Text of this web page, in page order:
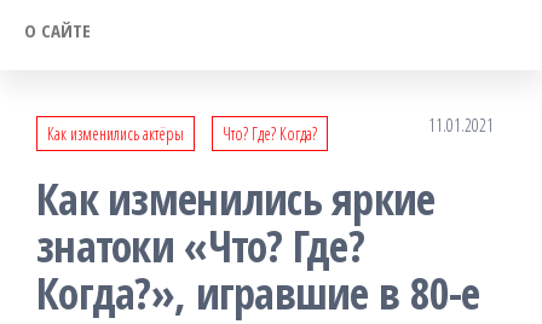
О САЙТЕ
Как изменились актёры Что? Где? Когда? 11.01.2021
Как изменились яркие
знатоки «Что? Где?
Когда?», игравшие в 80-е